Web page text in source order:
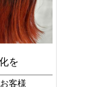
を
客様